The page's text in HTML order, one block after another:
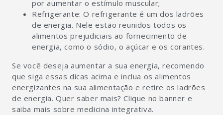
por aumentar o estímulo muscular;
Refrigerante: O refrigerante é um dos ladrões
de energia. Nele estão reunidos todos os
alimentos prejudiciais ao fornecimento de
energia, como o sódio, o açúcar e os corantes.
Se você deseja aumentar a sua energia, recomendo
que siga essas dicas acima e inclua os alimentos
energizantes na sua alimentação e retire os ladrões
de energia. Quer saber mais? Clique no banner e
saiba mais sobre medicina integrativa.